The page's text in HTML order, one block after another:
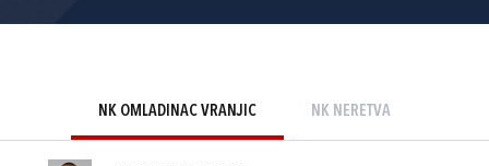
NK OMLADINAC VRANJIC NK NERETVA